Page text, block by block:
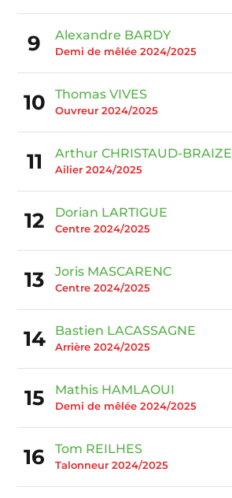
9 Alexandre BARDY
Demi de mêlée 2024/2025
10 Thomas VIVES
Ouvreur 2024/2025
11 Arthur CHRISTAUD-BRAIZE
Ailier 2024/2025
12 Dorian LARTIGUE
Centre 2024/2025
13 Joris MASCARENC
Centre 2024/2025
14 Bastien LACASSAGNE
Arrière 2024/2025
15 Mathis HAMLAOUI
Demi de mêlée 2024/2025
16 Tom REILHES
Talonneur 2024/2025